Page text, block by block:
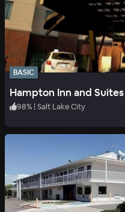
BASIC
98% | Salt Lake City